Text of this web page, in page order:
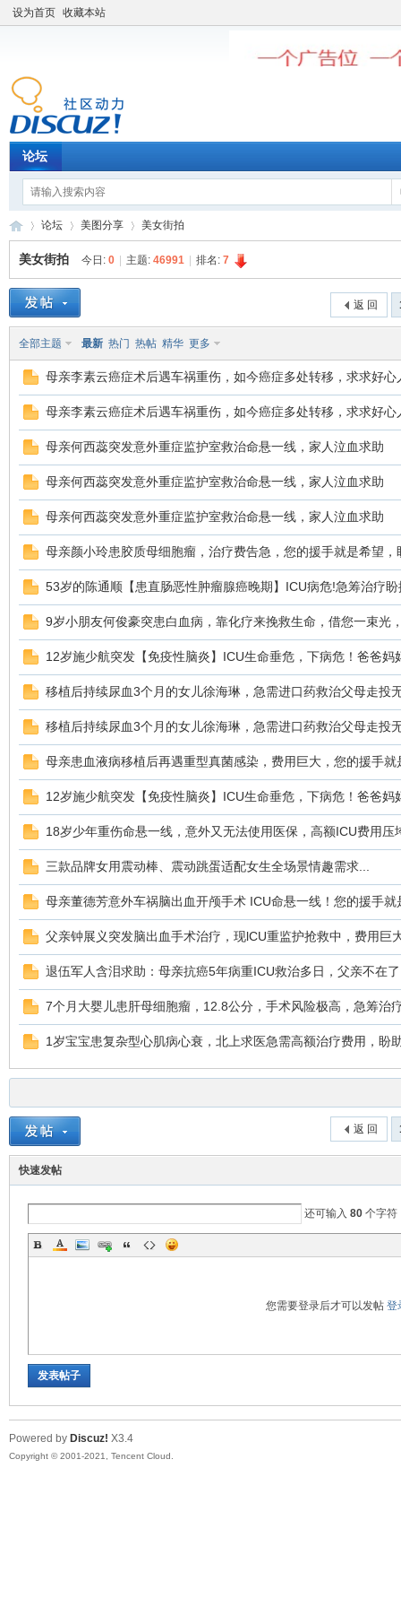
设为首页 收藏本站
论坛
»
论坛
›
美图分享 美女街拍
美女街拍 今日: 0 主题: 46991 排名: 7
返 回
全部主题 最新 热门 热帖 精华 更多
母亲李素云癌症术后遇车祸重伤，如今癌症多处转移，求求好心
母亲李素云癌症术后遇车祸重伤，如今癌症多处转移，求求好心
母亲何西蕊突发意外重症监护室救治命悬一线，家人泣血求助
母亲何西蕊突发意外重症监护室救治命悬一线，家人泣血求助
母亲何西蕊突发意外重症监护室救治命悬一线，家人泣血求助
母亲颜小玲患胶质母细胞瘤，治疗费告急，您的援手就是希望，
53岁的陈通顺【患直肠恶性肿瘤腺癌晚期】ICU病危!急筹治疗盼
9岁小朋友何俊豪突患白血病，靠化疗来挽救生命，借您一束光
12岁施少航突发【免疫性脑炎】ICU生命垂危，下病危！爸爸妈
移植后持续尿血3个月的女儿徐海琳，急需进口药救治父母走投
移植后持续尿血3个月的女儿徐海琳，急需进口药救治父母走投
母亲患血液病移植后再遇重型真菌感染，费用巨大，您的援手就
12岁施少航突发【免疫性脑炎】ICU生命垂危，下病危！爸爸妈
18岁少年重伤命悬一线，意外又无法使用医保，高额ICU费用压
三款品牌女用震动棒、震动跳蛋适配女生全场景情趣需求...
母亲董德芳意外车祸脑出血开颅手术 ICU命悬一线！您的援手就
父亲钟展义突发脑出血手术治疗，现lCU重监护抢救中，费用巨
退伍军人含泪求助：母亲抗癌5年病重ICU救治多日，父亲不在
7个月大婴儿患肝母细胞瘤，12.8公分，手术风险极高，急筹治
1岁宝宝患复杂型心肌病心衰，北上求医急需高额治疗费用，盼
返 回
快速发帖
还可输入 80个字符
您需要登录后才可以发帖 登
发表帖子
Powered by Discuz! X3.4
Copyright © 2001-2021, Tencent Cloud.